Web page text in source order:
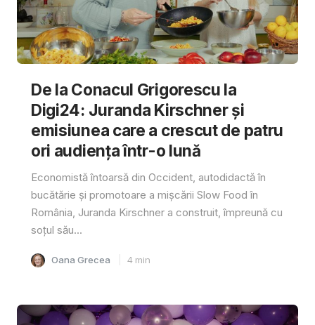
De la Conacul Grigorescu la
Digi24: Juranda Kirschner și
emisiunea care a crescut de patru
ori audiența într-o lună
Economistă întoarsă din Occident, autodidactă în
bucătărie și promotoare a mișcării Slow Food în
România, Juranda Kirschner a construit, împreună cu
soțul său...
Oana Grecea 4 min